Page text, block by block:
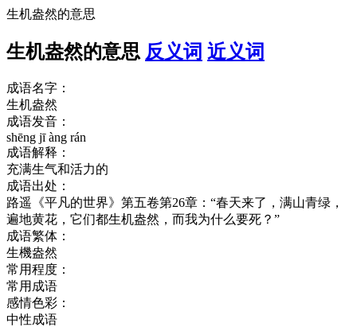
生机盎然的意思
生机盎然的意思 反义词 近义词
成语名字：
生机盎然
成语发音：
shēng jī àng rán
成语解释：
充满生气和活力的
成语出处：
路遥《平凡的世界》第五卷第26章：“春天来了，满山青绿，
遍地黄花，它们都生机盎然，而我为什么要死？”
成语繁体：
生機盎然
常用程度：
常用成语
感情色彩：
中性成语